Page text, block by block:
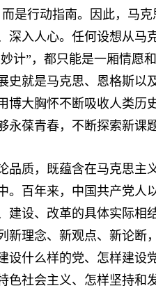
是行动指南。因此，马
深入人心。任何设想从马
计”，都只能是一厢情愿
史就是马克思、恩格斯以
博大胸怀不断吸收人类历
永葆青春，不断探索新课
质，既蕴含在马克思主
。百年来，中国共产党人
建设、改革的具体实际相
新理念、新观点、新论断
什么样的党、怎样建设
色社会主义、怎样坚持和